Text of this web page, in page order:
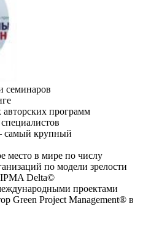
семинаров
программ
самый крупный
место в мире по числу
по модели зрелости
IPMA Delta©
проектами
Green Project Management® в